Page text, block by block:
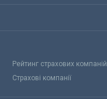
Рейтинг страхових компаній
Страхові компанії